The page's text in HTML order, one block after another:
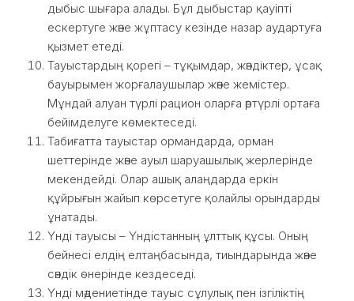
дыбыс шығара алады. Бұл дыбыстар қауіпті
ескертуге және жұптасу кезінде назар аудартуға
қызмет етеді.
Тауыстардың қорегі – тұқымдар, жәндіктер, ұсақ
бауырымен жорғалаушылар және жемістер.
Мұндай алуан түрлі рацион оларға әртүрлі ортаға
бейімделуге көмектеседі.
Табиғатта тауыстар ормандарда, орман
шеттерінде және ауыл шаруашылық жерлерінде
мекендейді. Олар ашық алаңдарда еркін
құйрығын жайып көрсетуге қолайлы орындарды
ұнатады.
Үнді тауысы – Үндістанның ұлттық құсы. Оның
бейнесі елдің елтаңбасында, тиындарында және
сәндік өнерінде кездеседі.
Үнді мәдениетінде тауыс сұлулық пен ізгіліктің